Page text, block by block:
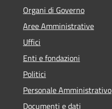
Organi di Governo
Aree Amministrative
Uffici
Enti e fondazioni
Politici
Personale Amministrativo
Documenti e dati